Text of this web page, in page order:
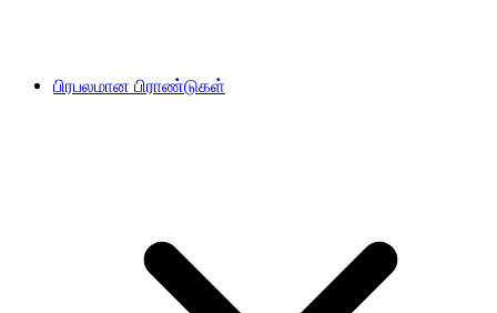
பிரபலமான பிராண்டுகள்